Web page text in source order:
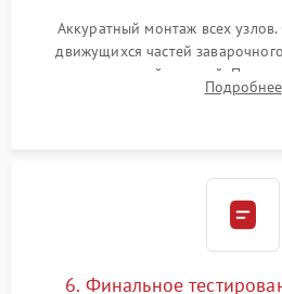
Аккуратный монтаж всех узлов.
движущихся частей
силиконовой смазкой.
декальцинации и очисткиПодробнее
6. Финальное